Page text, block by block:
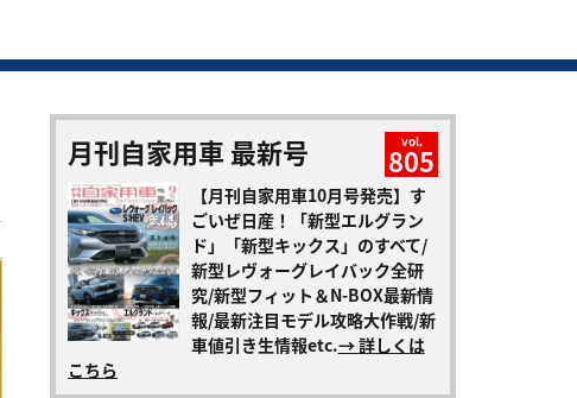
月刊自家用車 最新号 vol.
805
【月刊自家用車10月号発売】す
ごいぜ日産！「新型エルグラン
ド」「新型キックス」のすべて/
新型レヴォーグレイバック全研
究/新型フィット＆N-BOX最新情
報/最新注目モデル攻略大作戦/新
車値引き生情報etc.→ 詳しくは
こちら